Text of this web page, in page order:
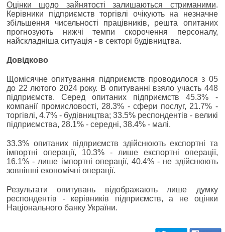
Оцінки щодо зайнятості залишаються стриманими.
Керівники підприємств торгівлі очікують на незначне
збільшення чисельності працівників, решта опитаних
прогнозують нижчі темпи скорочення персоналу,
найскладніша ситуація - в секторі будівництва.
Довідково
Щомісячне опитування підприємств проводилося з 05
до 22 лютого 2024 року. В опитуванні взяло участь 448
підприємств. Серед опитаних підприємств 45.3% -
компанії промисловості, 28.3% - сфери послуг, 21.7% -
торгівлі, 4.7% - будівництва; 33.5% респондентів - великі
підприємства, 28.1% - середні, 38.4% - малі.
33.3% опитаних підприємств здійснюють експортні та
імпортні операції, 10.3% - лише експортні операції,
16.1% - лише імпортні операції, 40.4% - не здійснюють
зовнішні економічні операції.
Результати опитувань відображають лише думку
респондентів - керівників підприємств, а не оцінки
Національного банку України.